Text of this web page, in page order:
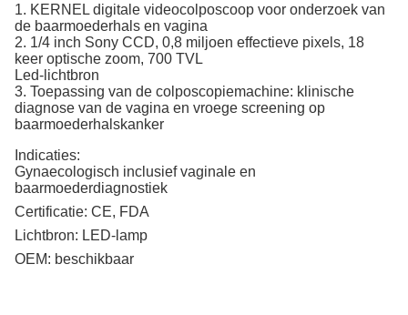
1. KERNEL digitale videocolposcoop voor onderzoek van
de baarmoederhals en vagina
2. 1/4 inch Sony CCD, 0,8 miljoen effectieve pixels, 18
keer optische zoom, 700 TVL
Led-lichtbron
3. Toepassing van de colposcopiemachine: klinische
diagnose van de vagina en vroege screening op
baarmoederhalskanker
Indicaties:
Gynaecologisch inclusief vaginale en
baarmoederdiagnostiek
Certificatie: CE, FDA
Lichtbron: LED-lamp
OEM: beschikbaar